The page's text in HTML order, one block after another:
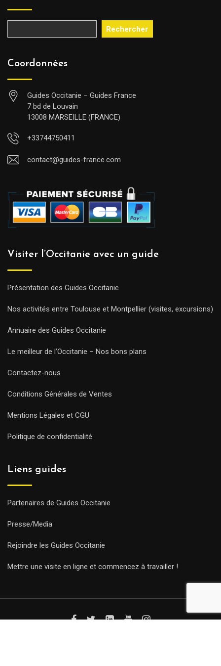
Rechercher
Coordonnées
Guides Occitanie – Guides France
7 bd de Louvain
13008 MARSEILLE (FRANCE)
+33744750411
contact@guides-france.com
Visiter l’Occitanie avec un guide
Présentation des Guides Occitanie
Nos activités entre Toulouse et Montpellier (visites, excursions)
Annuaire des Guides Occitanie
Le meilleur de l’Occitanie – Nos bons plans
Contactez-nous
Conditions Générales de Ventes
Mentions Légales et CGU
Politique de confidentialité
Liens guides
Partenaires de Guides Occitanie
Presse/Media
Rejoindre les Guides Occitanie
Mettre une visite en ligne et commencez à travailler !